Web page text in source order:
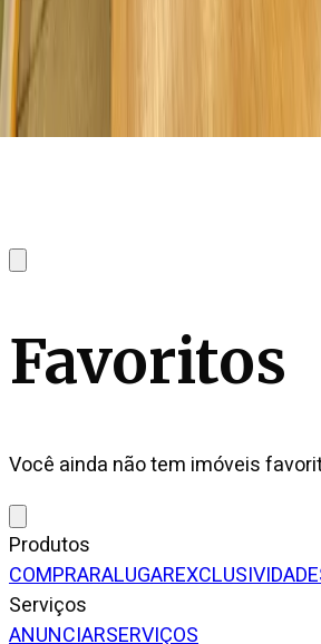
Favoritos
Você ainda não tem imóveis
Produtos
COMPRARALUGAR
Serviços
ANUNCIARSERVIÇOS